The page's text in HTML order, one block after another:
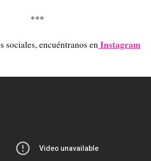
***
sociales, encuéntranos enInstagram